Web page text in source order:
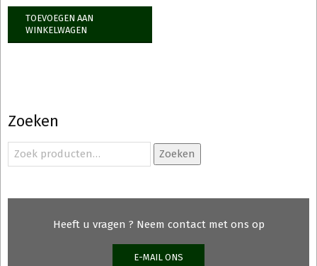
TOEVOEGEN AAN
WINKELWAGEN
Zoeken
Zoeken
naar:
Zoeken
Heeft u vragen ? Neem contact met ons op
E-MAIL ONS